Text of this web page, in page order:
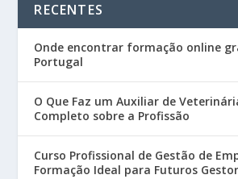
RECENTES
Onde encontrar formação online
Portugal
O Que Faz um Auxiliar de
Completo sobre a Profissão
Curso Profissional de Gestão de
Formação Ideal para Futuros